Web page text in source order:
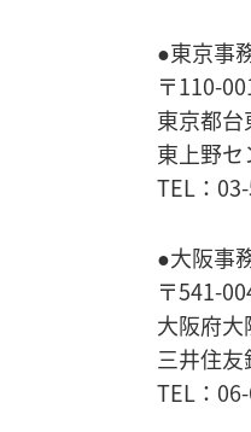
●東京事
〒110-
東京都
東上野
TEL：
●大阪事
〒541-
大阪府
三井住
TEL：